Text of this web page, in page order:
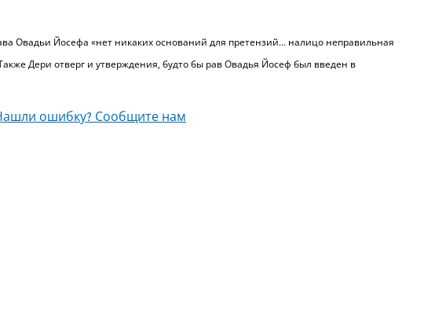
Овадьи Йосефа «нет никаких оснований для претензий… налицо неправильная
Дери отверг и утверждения, будто бы рав Овадья Йосеф был введен в
ошибку? Сообщите нам